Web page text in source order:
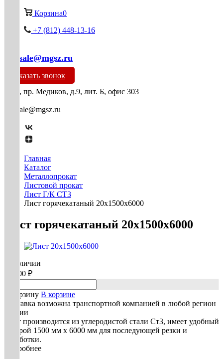
Корзина0
+7 (812) 448-13-16
mg-sale@mgsz.ru
Заказать звонок
СПб, пр. Медиков, д.9, лит. Б, офис 303
mg-sale@mgsz.ru
Главная
Каталог
Металлопрокат
Листовой прокат
Лист Г/К СТ3
Лист горячекатаный 20х1500х6000
Лист горячекатаный 20х1500х6000
В наличии
73 900 ₽
В корзину В корзине
Доставка возможна транспортной компанией в любой регион
России
Лист производится из углеродистой стали Ст3, имеет удобный
раскрой 1500 мм х 6000 мм для последующей резки и
обработки.
Подробнее